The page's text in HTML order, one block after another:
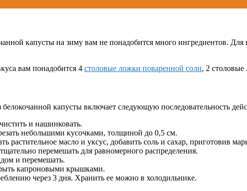
капусты на зиму вам не понадобится много ингредиентов.
вам понадобится 4 столовые ложки поваренной соли, 2 столовые
белокочанной капусты включает следующую последовательность
и нашинковать.
небольшими кусочками, толщиной до 0,5 см.
растительное масло и уксус, добавить соль и сахар, приготовив
перемешать для равномерного распределения.
и перемешать.
капроновыми крышками.
через 3 дня. Хранить ее можно в холодильнике.